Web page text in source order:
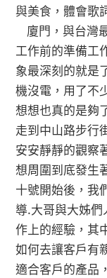
與美食，體會歌
廈門，與台灣
工作前的準備工
象最深刻的就是
機沒電，用了不
想想也真的是夠
走到中山路步行
安安靜靜的觀察
想周圍到底發生
十號開始後，我
導.大哥與大姊
作上的經驗，其
如何去讓客戶有
適合客戶的產品